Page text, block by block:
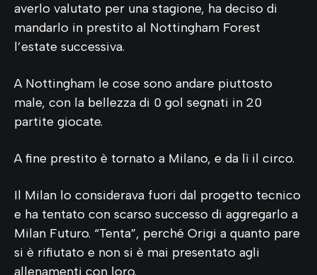
averlo valutato per una stagione, ha deciso di
mandarlo in prestito al Nottingham Forest
l’estate successiva.
A Nottingham le cose sono andare piuttosto
male, con la bellezza di 0 gol segnati in 20
partite giocate.
A fine prestito è tornato a Milano, e da lì il circo.
Il Milan lo considerava fuori dal progetto tecnico
e ha tentato con scarso successo di aggregarlo a
Milan Futuro. “Tenta”, perché Origi a quanto pare
si è rifiutato e non si è mai presentato agli
allenamenti con loro.